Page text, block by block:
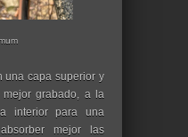
una capa superior y
grabado, a la
interior para una
mejor las